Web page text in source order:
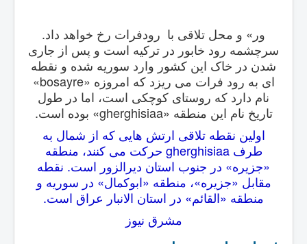
ور» و محل تلاقی با رودفرات رخ خواهد داد.
سرچشمه رود خابور در ترکیه است و پس از جاری
شدن در خاک این کشور وارد سوریه شده و نقطه
ای به رود فرات می ریزد که امروزه «bosayre»
نام دارد که روستای کوچکی است، اما در طول
تاریخ نام این منطقه «gherghisiaa» بوده است.
اولین نقطه تلاقی ارتش هایی که از شمال به
طرفgherghisiaa حرکت می کنند، منطقه
«جزیره» در جنوب استان دیرالزور است. نقطه
مقابل «جزیره»، منطقه «ابوکمال» در سوریه و
منطقه «القائم» در استان الانبار عراق است.
مشرق نیوز